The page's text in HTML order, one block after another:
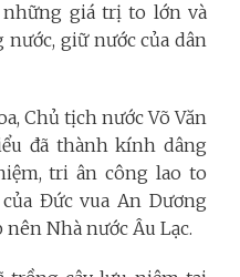
những giá trị to lớn và
nước, giữ nước của dân
Chủ tịch nước Võ Văn
đã thành kính dâng
tri ân công lao to
Đức vua An Dương
Nhà nước Âu Lạc.